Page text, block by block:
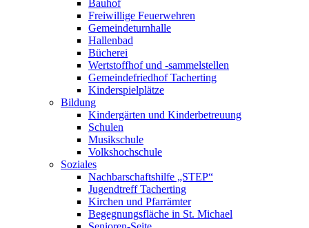
Bauhof
Freiwillige Feuerwehren
Gemeindeturnhalle
Hallenbad
Bücherei
Wertstoffhof und -sammelstellen
Gemeindefriedhof Tacherting
Kinderspielplätze
Bildung
Kindergärten und Kinderbetreuung
Schulen
Musikschule
Volkshochschule
Soziales
Nachbarschaftshilfe „STEP“
Jugendtreff Tacherting
Kirchen und Pfarrämter
Begegnungsfläche in St. Michael